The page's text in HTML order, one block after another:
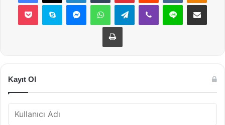
Pocket Skype MessengerWhatsAppTelegramViber Line E-Posta ile
Yazdır
Kayıt Ol